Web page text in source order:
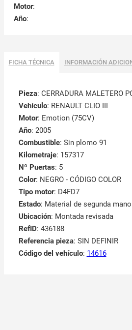
Motor:
Año:
FICHA TÉCNICA INFORMACIÓN
Pieza: CERRADURA MALETERO
Vehículo: RENAULT CLIO III
Motor: Emotion (75CV)
Año: 2005
Combustible: Sin plomo 91
Kilometraje: 157317
Nº Puertas: 5
Color: NEGRO - CÓDIGO COLOR
Tipo motor: D4FD7
Estado: Material de segunda mano
Ubicación: Montada revisada
RefID: 436188
Referencia pieza: SIN DEFINIR
Código del vehículo: 14616